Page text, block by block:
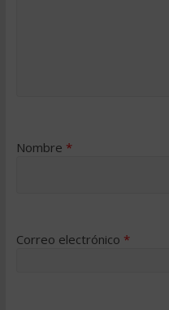
Nombre *
Correo electrónico *